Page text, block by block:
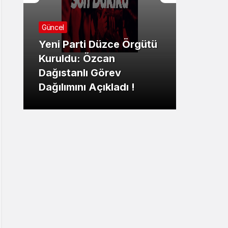
Güncel
Yeni Parti Düzce Örgütü
Kuruldu: Özcan
Dağıstanlı Görev
Dağılımını Açıkladı !